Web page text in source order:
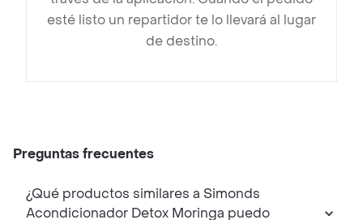
esté listo un repartidor te lo llevará al lugar
de destino.
Preguntas frecuentes
¿Qué productos similares a Simonds
Acondicionador Detox Moringa puedo